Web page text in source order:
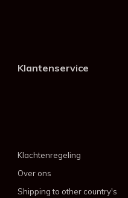
Klantenservice
Klachtenregeling
Over ons
Shipping to other country's